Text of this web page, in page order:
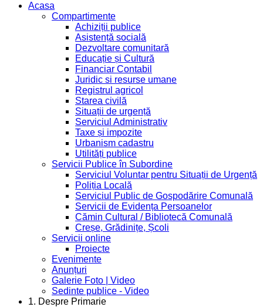
Acasa
Compartimente
Achiziții publice
Asistență socială
Dezvoltare comunitară
Educație și Cultură
Financiar Contabil
Juridic si resurse umane
Registrul agricol
Starea civilă
Situații de urgență
Serviciul Administrativ
Taxe și impozite
Urbanism cadastru
Utilități publice
Servicii Publice în Subordine
Serviciul Voluntar pentru Situații de Urgență
Poliția Locală
Serviciul Public de Gospodărire Comunală
Servicii de Evidența Persoanelor
Cămin Cultural / Bibliotecă Comunală
Creșe, Grădinițe, Școli
Servicii online
Proiecte
Evenimente
Anunțuri
Galerie Foto | Video
Sedinte publice - Video
1. Despre Primarie